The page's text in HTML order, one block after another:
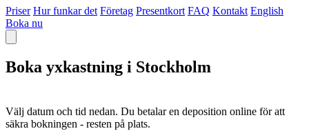
Priser Hur funkar det Företag Presentkort FAQ Kontakt English
Boka nu
Boka yxkastning i Stockholm
Välj datum och tid nedan. Du betalar en deposition online för att
säkra bokningen - resten på plats.